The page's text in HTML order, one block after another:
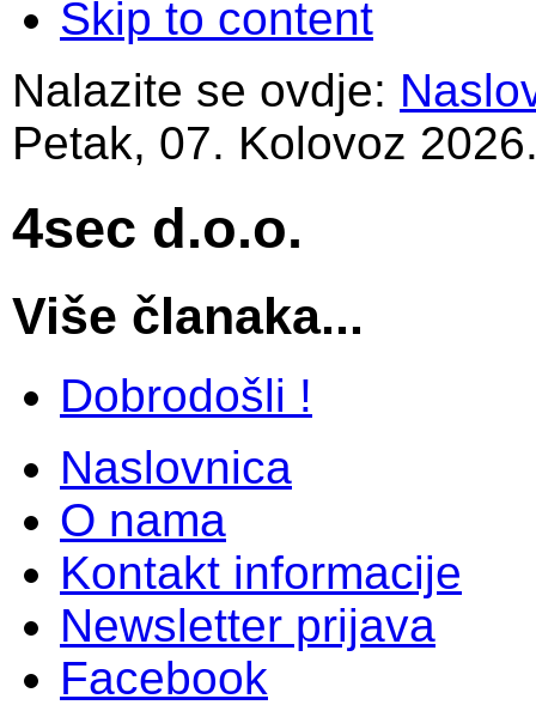
Skip to content
Nalazite se ovdje:
Petak, 07. Kolovoz
4sec d.o.o.
Više članaka...
Dobrodošli !
Naslovnica
O nama
Kontakt informacije
Newsletter prijava
Facebook